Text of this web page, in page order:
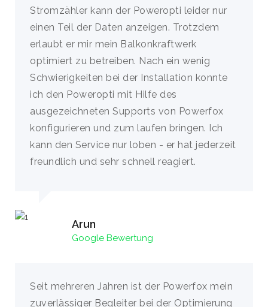
Stromzähler kann der Poweropti leider nur
einen Teil der Daten anzeigen. Trotzdem
erlaubt er mir mein Balkonkraftwerk
optimiert zu betreiben. Nach ein wenig
Schwierigkeiten bei der Installation konnte
ich den Poweropti mit Hilfe des
ausgezeichneten Supports von Powerfox
konfigurieren und zum laufen bringen. Ich
kann den Service nur loben - er hat jederzeit
freundlich und sehr schnell reagiert.
Arun
Google Bewertung
Seit mehreren Jahren ist der Powerfox mein
zuverlässiger Begleiter bei der Optimierung